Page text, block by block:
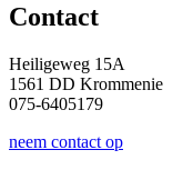
Contact
Heiligeweg 15A
1561 DD Krommenie
075-6405179
neem contact op